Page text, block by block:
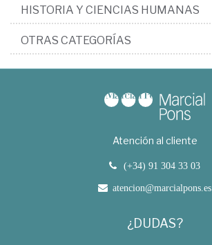
HISTORIA Y CIENCIAS HUMANAS
OTRAS CATEGORÍAS
Atención al cliente
(+34) 91 304 33 03
atencion@marcialpons.es
¿DUDAS?